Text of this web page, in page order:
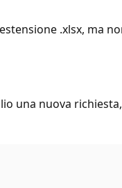
.xlsx, ma
una nuova richiesta,